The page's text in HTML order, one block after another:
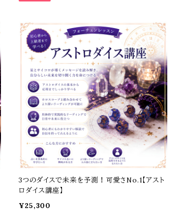
3つのダイスで未来を予測！可愛さNo.1【アスト
ロダイス講座】
¥25,300